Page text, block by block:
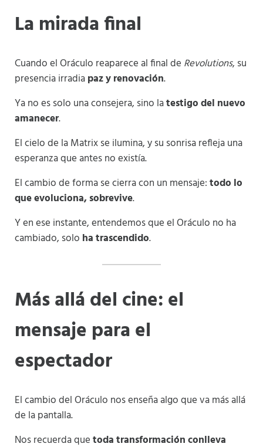
La mirada final
Cuando el Oráculo reaparece al final de Revolutions, su
presencia irradiapaz y renovación.
Ya no es solo una consejera, sino latestigo del nuevo
amanecer.
El cielo de la Matrix se ilumina, y su sonrisa refleja una
esperanza que antes no existía.
El cambio de forma se cierra con un mensaje:todo lo
que evoluciona, sobrevive.
Y en ese instante, entendemos que el Oráculo no ha
cambiado, solo ha trascendido.
Más allá del cine: el
mensaje para el
espectador
El cambio del Oráculo nos enseña algo que va más allá
de la pantalla.
Nos recuerda quetoda transformación conlleva